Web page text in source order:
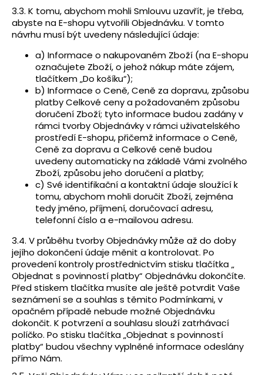
3.3. K tomu, abychom mohli Smlouvu uzavřít, je třeba,
abyste na E-shopu vytvořili Objednávku. V tomto
návrhu musí být uvedeny následující údaje:
a) Informace o nakupovaném Zboží (na E-shopu
označujete Zboží, o jehož nákup máte zájem,
tlačítkem „Do košíku“);
b) Informace o Ceně, Ceně za dopravu, způsobu
platby Celkové ceny a požadovaném způsobu
doručení Zboží; tyto informace budou zadány v
rámci tvorby Objednávky v rámci uživatelského
prostředí E-shopu, přičemž informace o Ceně,
Ceně za dopravu a Celkové ceně budou
uvedeny automaticky na základě Vámi zvolného
Zboží, způsobu jeho doručení a platby;
c) Své identifikační a kontaktní údaje sloužící k
tomu, abychom mohli doručit Zboží, zejména
tedy jméno, příjmení, doručovací adresu,
telefonní číslo a e-mailovou adresu.
3.4. V průběhu tvorby Objednávky může až do doby
jejího dokončení údaje měnit a kontrolovat. Po
provedení kontroly prostřednictvím stisku tlačítka „
Objednat s povinností platby“ Objednávku dokončíte.
Před stiskem tlačítka musíte ale ještě potvrdit Vaše
seznámení se a souhlas s těmito Podmínkami, v
opačném případě nebude možné Objednávku
dokončit. K potvrzení a souhlasu slouží zatrhávací
políčko. Po stisku tlačítka „Objednat s povinností
platby“ budou všechny vyplněné informace odeslány
přímo Nám.